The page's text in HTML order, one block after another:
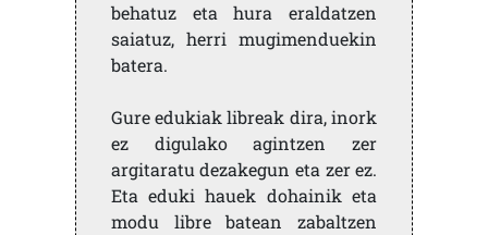
behatuz eta hura eraldatzen
saiatuz, herri mugimenduekin
batera.
Gure edukiak libreak dira, inork
ez digulako agintzen zer
argitaratu dezakegun eta zer ez.
Eta eduki hauek dohainik eta
modu libre batean zabaltzen